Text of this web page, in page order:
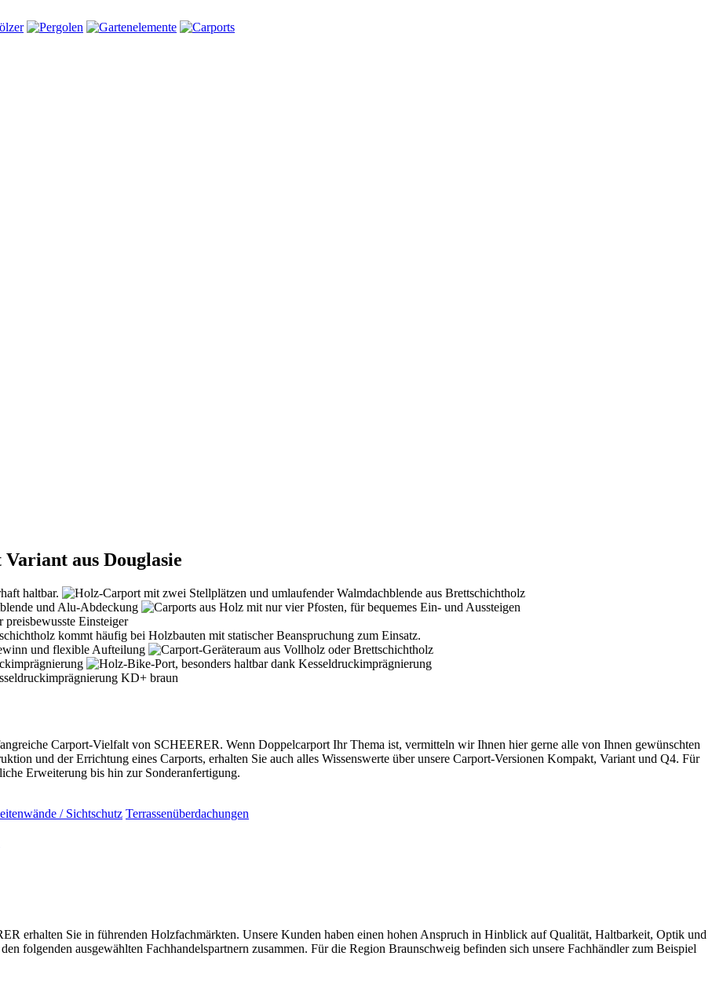
aus Douglasie
Carport-Vielfalt von SCHEERER. Wenn Doppelcarport Ihr Thema ist, vermitteln wir Ihnen hier gerne alle von Ihnen gewünschten
und der Errichtung eines Carports, erhalten Sie auch alles Wissenswerte über unsere Carport-Versionen Kompakt, Variant und Q4. Für
Erweiterung bis hin zur Sonderanfertigung.
/ Sichtschutz Terrassenüberdachungen
erhalten Sie in führenden Holzfachmärkten. Unsere Kunden haben einen hohen Anspruch in Hinblick auf Qualität, Haltbarkeit, Optik und
folgenden ausgewählten Fachhandelspartnern zusammen. Für die Region Braunschweig befinden sich unsere Fachhändler zum Beispiel